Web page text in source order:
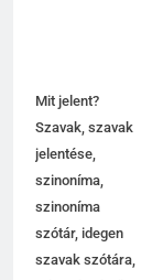
Mit jelent?
Szavak, szavak
jelentése,
szinoníma,
szinoníma
szótár, idegen
szavak szótára,